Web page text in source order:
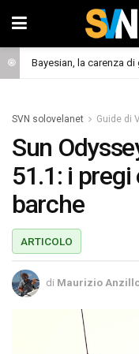
SVN solovelanet Guide di
Sun
51.1: i
barche
ARTICOLO
di Maurizio